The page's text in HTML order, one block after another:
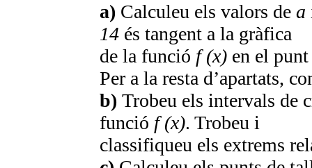
a) Calculeu els valors de a
14 és tangent a la gràfica
de la funció f (x) en el
Per a la resta d’apartats,
b) Trobeu els intervals de
funció f (x). Trobeu i
classifiqueu els extrems